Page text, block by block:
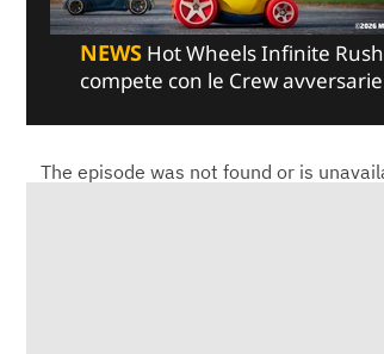
NEWSHot Wheels Infinite Rush
compete con le Crew avversarie